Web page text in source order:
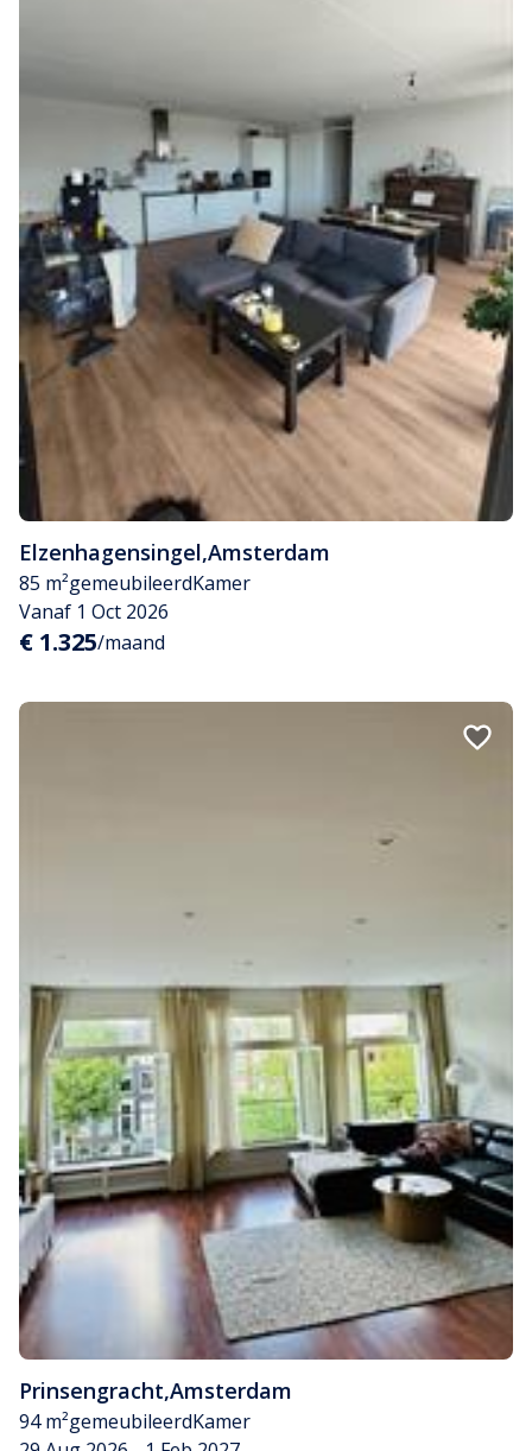
Elzenhagensingel,Amsterdam
85 m²gemeubileerdKamer
Vanaf 1 Oct 2026
€ 1.325/maand
Prinsengracht,Amsterdam
94 m²gemeubileerdKamer